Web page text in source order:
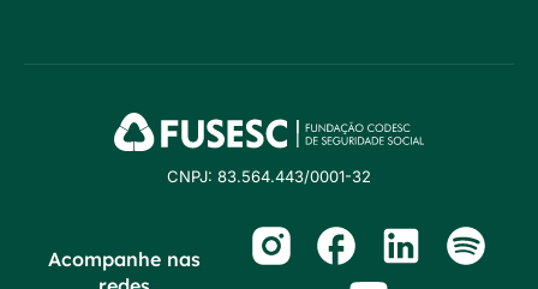
CNPJ: 83.564.443/0001-32
Acompanhe nas